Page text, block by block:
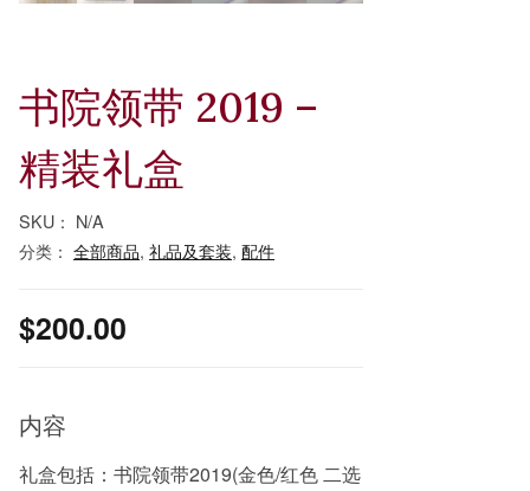
书院领带 2019 –
精装礼盒
SKU： N/A
分类： 全部商品, 礼品及套装, 配件
$200.00
内容
礼盒包括：书院领带2019(金色/红色 二选